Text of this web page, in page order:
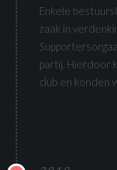
Enkele
zaak in
partij. Hierdoor
club en konden